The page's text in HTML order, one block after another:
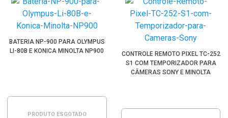
BATERIA NP-900 PARA OLYMPUS
LI-80B E KONICA MINOLTA NP900
PRODUTO ESGOTADO
CONTROLE REMOTO PIXEL TC-252
S1 COM TEMPORIZADOR PARA
CÂMERAS SONY E MINOLTA